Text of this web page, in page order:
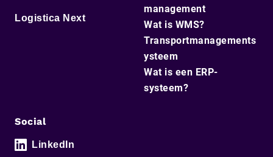
Logistica Next
management
Wat is WMS?
Transportmanagements
ysteem
Wat is een ERP-
systeem?
Social
LinkedIn